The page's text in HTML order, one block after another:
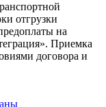
отгрузки
на
Приемка
договора и